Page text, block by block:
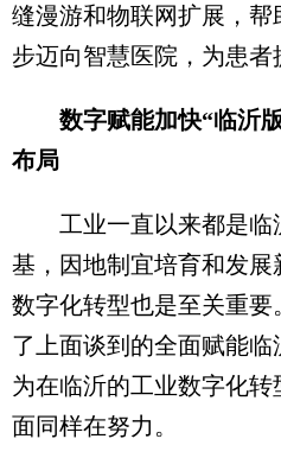
缝漫游和物联网扩展，
步迈向智慧医院，为患者
数字赋能加快“临沂版
布局
工业一直以来都是临
基，因地制宜培育和发
数字化转型也是至关重
了上面谈到的全面赋能
为在临沂的工业数字化
面同样在努力。